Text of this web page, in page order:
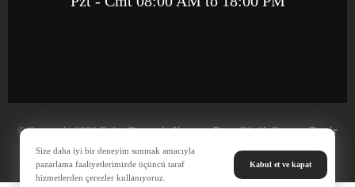
© Copyright 2026Çağrı Otomotiv Kaporta Boya Göçük Onarım Tamir
Merkezi
Size daha iyi bir deneyim sunmak amacıyla
pazarlama faaliyetlerimizde üçüncü taraf
hizmetlerden çerezler kullanıyoruz.
Kabul et ve kapat